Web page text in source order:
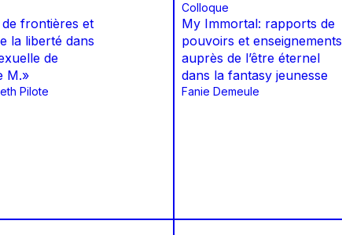
frontières et
la liberté dans
de
M.»
Pilote
Colloque
My Immortal: rapports de
pouvoirs et enseignements
auprès de l’être éternel
dans la fantasy jeunesse
Fanie Demeule